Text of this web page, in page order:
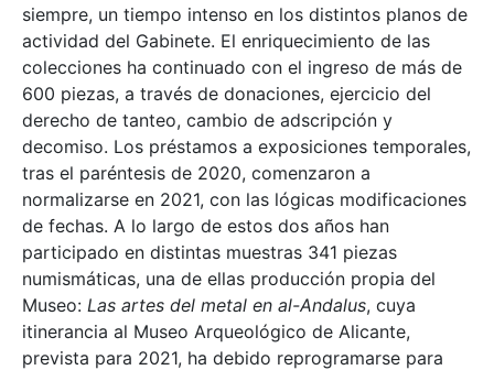
siempre, un tiempo intenso en los distintos planos de
actividad del Gabinete. El enriquecimiento de las
colecciones ha continuado con el ingreso de más de
600 piezas, a través de donaciones, ejercicio del
derecho de tanteo, cambio de adscripción y
decomiso. Los préstamos a exposiciones temporales,
tras el paréntesis de 2020, comenzaron a
normalizarse en 2021, con las lógicas modificaciones
de fechas. A lo largo de estos dos años han
participado en distintas muestras 341 piezas
numismáticas, una de ellas producción propia del
Museo: Las artes del metal en al-Andalus, cuya
itinerancia al Museo Arqueológico de Alicante,
prevista para 2021, ha debido reprogramarse para